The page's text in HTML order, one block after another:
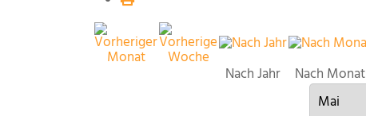
Nach Jahr Nach Monat